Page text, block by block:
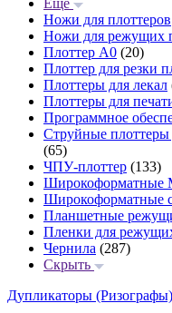
Еще
Ножи для плоттеров
Ножи для режущих
Плоттер А0 (20)
Плоттер для резки
Плоттеры для лекал
Плоттеры для
Программное
Струйные плоттеры
(65)
ЧПУ-плоттер (133)
Широкоформатные
Планшетные
Пленки для
Чернила (287)
Скрыть
Дупликаторы